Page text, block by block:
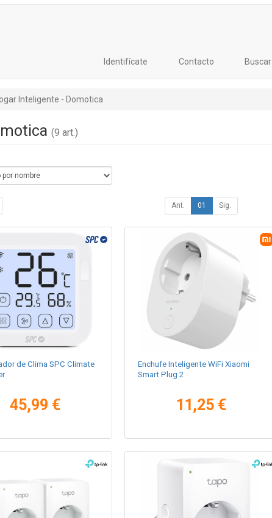
Identifícate Contacto Buscar
Inteligente - Domotica
(9 art.)
Ant. 01 Sig.
de Clima SPC Climate
45,99 €
Enchufe Inteligente WiFi Xiaomi
Smart Plug 2
11,25 €